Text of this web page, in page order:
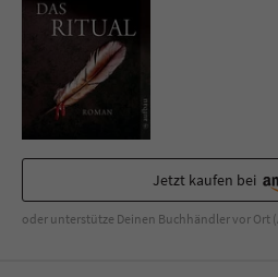
Jetzt kaufen bei
oder unterstütze Deinen Buchhändler vor Ort